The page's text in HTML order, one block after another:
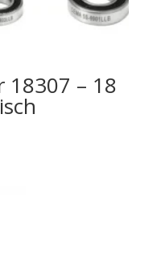
18307 – 18